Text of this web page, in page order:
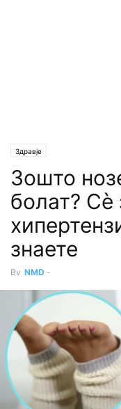
Здравје
Зошто
болат? Сè
знаете
By NMD -